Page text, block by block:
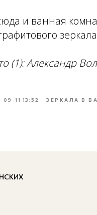
и ванная
(1): Александр
09-11 13:52 ЗЕРКАЛА В